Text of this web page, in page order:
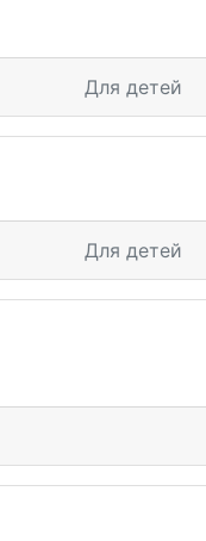
Для детей
Для детей